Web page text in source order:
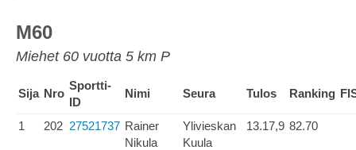
M60
Miehet 60 vuotta 5 km P
Sija Nro
Sportti-
ID
Nimi Seura Tulos Ranking
1 202 27521737 Rainer
Nikula
Ylivieskan
Kuula
13.17,9 82.70